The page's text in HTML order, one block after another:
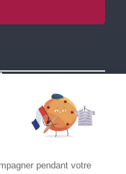
pendant votre